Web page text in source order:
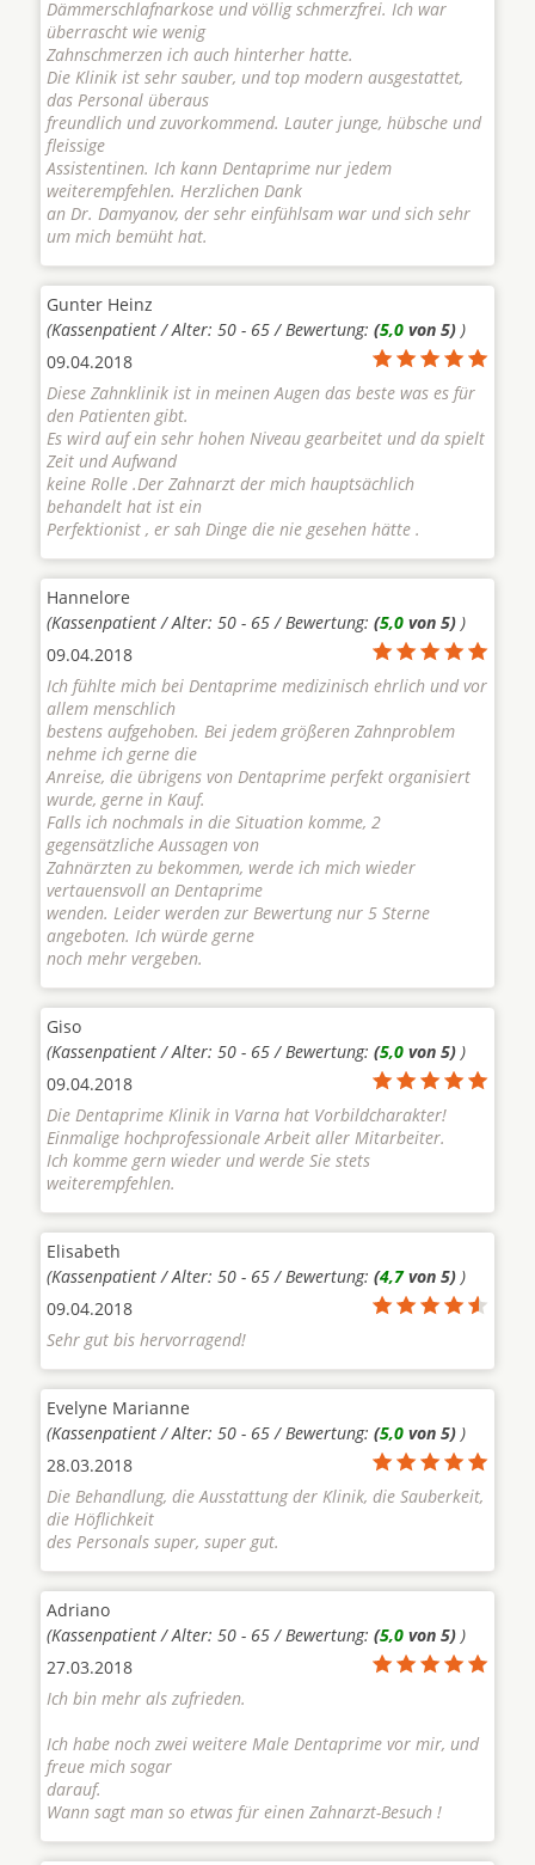
Dämmerschlafnarkose und völlig schmerzfrei. Ich war
überrascht wie wenig
Zahnschmerzen ich auch hinterher hatte.
Die Klinik ist sehr sauber, und top modern ausgestattet,
das Personal überaus
freundlich und zuvorkommend. Lauter junge, hübsche und
fleissige
Assistentinen. Ich kann Dentaprime nur jedem
weiterempfehlen. Herzlichen Dank
an Dr. Damyanov, der sehr einfühlsam war und sich sehr
um mich bemüht hat.
Gunter Heinz
(Kassenpatient / Alter: 50 - 65 / Bewertung: (5,0 von 5) )
09.04.2018
Diese Zahnklinik ist in meinen Augen das beste was es für
den Patienten gibt.
Es wird auf ein sehr hohen Niveau gearbeitet und da spielt
Zeit und Aufwand
keine Rolle .Der Zahnarzt der mich hauptsächlich
behandelt hat ist ein
Perfektionist , er sah Dinge die nie gesehen hätte .
Hannelore
(Kassenpatient / Alter: 50 - 65 / Bewertung: (5,0 von 5) )
09.04.2018
Ich fühlte mich bei Dentaprime medizinisch ehrlich und vor
allem menschlich
bestens aufgehoben. Bei jedem größeren Zahnproblem
nehme ich gerne die
Anreise, die übrigens von Dentaprime perfekt organisiert
wurde, gerne in Kauf.
Falls ich nochmals in die Situation komme, 2
gegensätzliche Aussagen von
Zahnärzten zu bekommen, werde ich mich wieder
vertauensvoll an Dentaprime
wenden. Leider werden zur Bewertung nur 5 Sterne
angeboten. Ich würde gerne
noch mehr vergeben.
Giso
(Kassenpatient / Alter: 50 - 65 / Bewertung: (5,0 von 5) )
09.04.2018
Die Dentaprime Klinik in Varna hat Vorbildcharakter!
Einmalige hochprofessionale Arbeit aller Mitarbeiter.
Ich komme gern wieder und werde Sie stets
weiterempfehlen.
Elisabeth
(Kassenpatient / Alter: 50 - 65 / Bewertung: (4,7von 5) )
09.04.2018
Sehr gut bis hervorragend!
Evelyne Marianne
(Kassenpatient / Alter: 50 - 65 / Bewertung: (5,0 von 5) )
28.03.2018
Die Behandlung, die Ausstattung der Klinik, die Sauberkeit,
die Höflichkeit
des Personals super, super gut.
Adriano
(Kassenpatient / Alter: 50 - 65 / Bewertung: (5,0 von 5) )
27.03.2018
Ich bin mehr als zufrieden.
Ich habe noch zwei weitere Male Dentaprime vor mir, und
freue mich sogar
darauf.
Wann sagt man so etwas für einen Zahnarzt-Besuch !